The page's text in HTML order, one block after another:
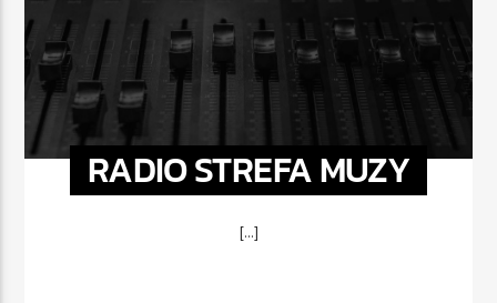
RADIO STREFA MUZY
[...]